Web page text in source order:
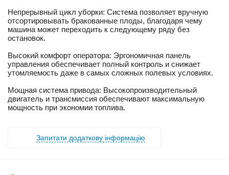
Непрерывный цикл уборки: Система позволяет вручную
отсортировывать бракованные плоды, благодаря чему
машина может переходить к следующему ряду без
остановок.
Высокий комфорт оператора: Эргономичная панель
управления обеспечивает полный контроль и снижает
утомляемость даже в самых сложных полевых условиях.
Мощная система привода: Высокопроизводительный
двигатель и трансмиссия обеспечивают максимальную
мощность при экономии топлива.
Запитати додаткову інформацію